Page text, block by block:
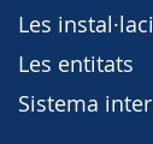
Les
Les entitats
Sistema